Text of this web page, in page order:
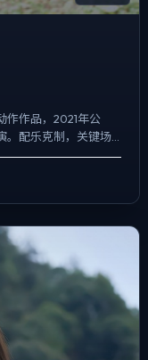
作作品，2021年公
。配乐克制，关键场
，却成为推动主角行...